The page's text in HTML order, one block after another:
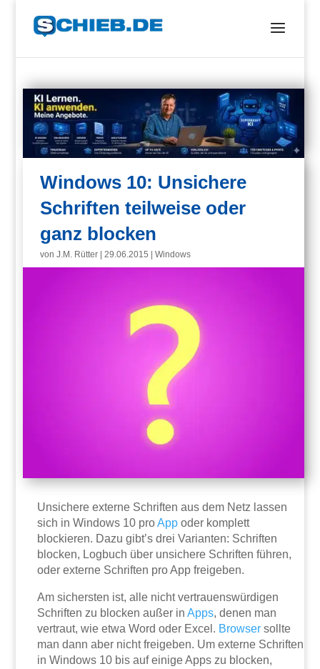
Windows 10: Unsichere
Schriften teilweise oder
ganz blocken
vonJ.M. Rütter |29.06.2015 |Windows
Unsichere externe Schriften aus dem Netz lassen
sich in Windows 10 proApp oder komplett
blockieren. Dazu gibt’s drei Varianten: Schriften
blocken, Logbuch über unsichere Schriften führen,
oder externe Schriften pro App freigeben.
Am sichersten ist, alle nicht vertrauenswürdigen
Schriften zu blocken außer inApps, denen man
vertraut, wie etwa Word oder Excel. Browser sollte
man dann aber nicht freigeben. Um externe Schriften
in Windows 10 bis auf einige Apps zu blocken,